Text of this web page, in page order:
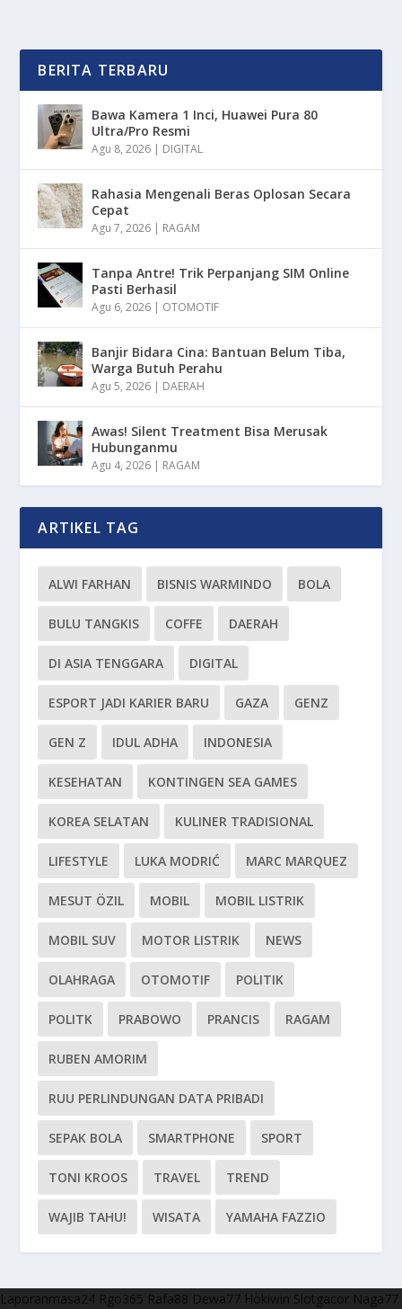
BERITA TERBARU
Bawa Kamera 1 Inci, Huawei Pura 80
Ultra/Pro Resmi
Agu 8, 2026 DIGITAL
Rahasia Mengenali Beras Oplosan Secara
Cepat
Agu 7, 2026 RAGAM
Tanpa Antre! Trik Perpanjang SIM Online
Pasti Berhasil
Agu 6, 2026 OTOMOTIF
Banjir Bidara Cina: Bantuan Belum Tiba,
Warga Butuh Perahu
Agu 5, 2026 DAERAH
Awas! Silent Treatment Bisa Merusak
Hubunganmu
Agu 4, 2026 RAGAM
ARTIKEL TAG
ALWI FARHAN BISNIS WARMINDO BOLA
BULU TANGKIS COFFE DAERAH
DI ASIA TENGGARA DIGITAL
ESPORT JADI KARIER BARU GAZA GENZ
GEN Z IDUL ADHA INDONESIA
KESEHATAN KONTINGEN SEA GAMES
KOREA SELATAN KULINER TRADISIONAL
LIFESTYLE LUKA MODRIĆ MARC MARQUEZ
MESUT ÖZIL MOBIL MOBIL LISTRIK
MOBIL SUV MOTOR LISTRIK NEWS
OLAHRAGA OTOMOTIF POLITIK
POLITK PRABOWO PRANCIS RAGAM
RUBEN AMORIM
RUU PERLINDUNGAN DATA PRIBADI
SEPAK BOLA SMARTPHONE SPORT
TONI KROOS TRAVEL TREND
WAJIB TAHU! WISATA YAMAHA FAZZIO
Laporanmasa24 Rgo365 Rafa88 Dewa77 Hokiwin Slotgacor Naga77